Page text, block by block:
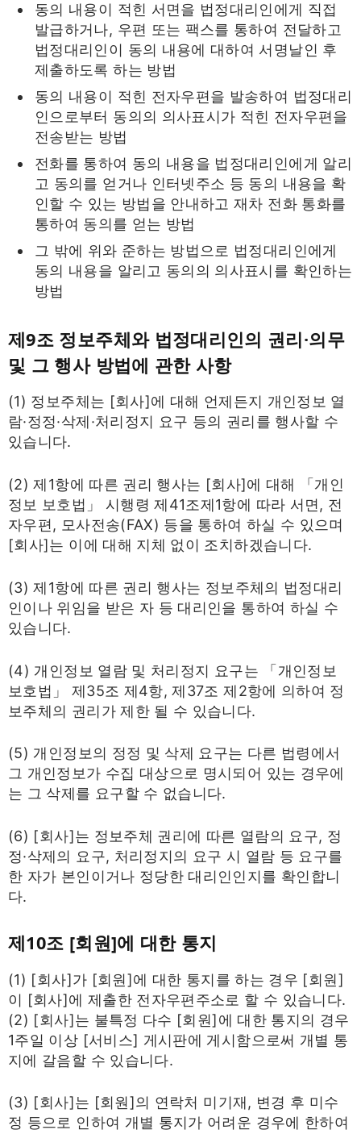
동의 내용이 적힌 서면을 법정대리인에게 직접
발급하거나, 우편 또는 팩스를 통하여 전달하고
법정대리인이 동의 내용에 대하여 서명날인 후
제출하도록 하는 방법
동의 내용이 적힌 전자우편을 발송하여 법정대리
인으로부터 동의의 의사표시가 적힌 전자우편을
전송받는 방법
전화를 통하여 동의 내용을 법정대리인에게 알리
고 동의를 얻거나 인터넷주소 등 동의 내용을 확
인할 수 있는 방법을 안내하고 재차 전화 통화를
통하여 동의를 얻는 방법
그 밖에 위와 준하는 방법으로 법정대리인에게
동의 내용을 알리고 동의의 의사표시를 확인하는
방법
제9조 정보주체와 법정대리인의 권리·의무
및 그 행사 방법에 관한 사항
(1) 정보주체는 [회사]에 대해 언제든지 개인정보 열
람·정정·삭제·처리정지 요구 등의 권리를 행사할 수
있습니다.
(2) 제1항에 따른 권리 행사는 [회사]에 대해 「개인
정보 보호법」 시행령 제41조제1항에 따라 서면, 전
자우편, 모사전송(FAX) 등을 통하여 하실 수 있으며
[회사]는 이에 대해 지체 없이 조치하겠습니다.
(3) 제1항에 따른 권리 행사는 정보주체의 법정대리
인이나 위임을 받은 자 등 대리인을 통하여 하실 수
있습니다.
(4) 개인정보 열람 및 처리정지 요구는 「개인정보
보호법」 제35조 제4항, 제37조 제2항에 의하여 정
보주체의 권리가 제한 될 수 있습니다.
(5) 개인정보의 정정 및 삭제 요구는 다른 법령에서
그 개인정보가 수집 대상으로 명시되어 있는 경우에
는 그 삭제를 요구할 수 없습니다.
(6) [회사]는 정보주체 권리에 따른 열람의 요구, 정
정·삭제의 요구, 처리정지의 요구 시 열람 등 요구를
한 자가 본인이거나 정당한 대리인인지를 확인합니
다.
제10조 [회원]에 대한 통지
(1) [회사]가 [회원]에 대한 통지를 하는 경우 [회원]
이 [회사]에 제출한 전자우편주소로 할 수 있습니다.
(2) [회사]는 불특정 다수 [회원]에 대한 통지의 경우
1주일 이상 [서비스] 게시판에 게시함으로써 개별 통
지에 갈음할 수 있습니다.
(3) [회사]는 [회원]의 연락처 미기재, 변경 후 미수
정 등으로 인하여 개별 통지가 어려운 경우에 한하여